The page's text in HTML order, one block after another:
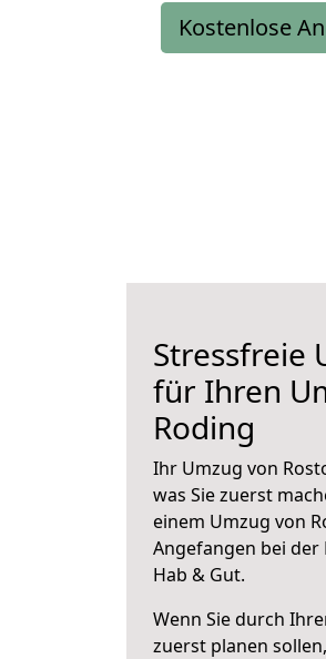
Kostenlose
Stressfreie
für Ihren
Roding
Ihr Umzug von
was Sie zuerst
einem Umzug von
Angefangen bei
Hab & Gut.
Wenn Sie durch
zuerst planen